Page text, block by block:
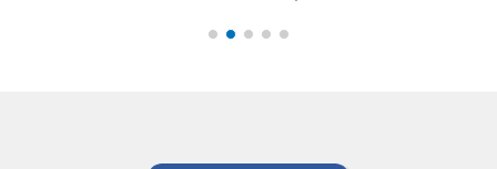
Curso de Português em Manaus